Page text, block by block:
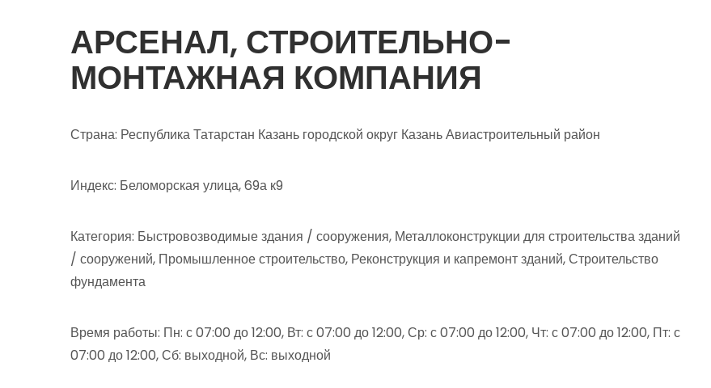
АРСЕНАЛ, СТРОИТЕЛЬНО-
МОНТАЖНАЯ КОМПАНИЯ
Страна: Республика Татарстан Казань городской округ Казань Авиастроительный район
Индекс: Беломорская улица, 69а к9
Категория: Быстровозводимые здания / сооружения, Металлоконструкции для строительства зданий
/ сооружений, Промышленное строительство, Реконструкция и капремонт зданий, Строительство
фундамента
Время работы: Пн: с 07:00 до 12:00, Вт: с 07:00 до 12:00, Ср: с 07:00 до 12:00, Чт: с 07:00 до 12:00, Пт: с
07:00 до 12:00, Сб: выходной, Вс: выходной